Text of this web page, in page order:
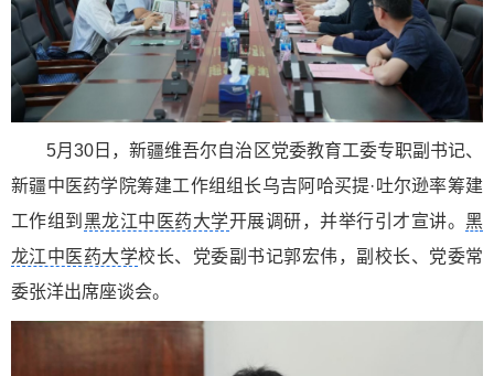
5月30日，新疆维吾尔自治区党委教育工委专职副书记、
新疆中医药学院筹建工作组组长乌吉阿哈买提·吐尔逊率筹建
工作组到 黑龙江中医药大学开展调研，并举行引才宣讲。黑
龙江中医药大学校长、党委副书记郭宏伟，副校长、党委常
委张洋出席座谈会。